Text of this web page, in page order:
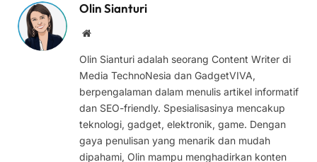
Olin Sianturi
Website
Olin Sianturi adalah seorang Content Writer di
Media TechnoNesia dan GadgetVIVA,
berpengalaman dalam menulis artikel informatif
dan SEO-friendly. Spesialisasinya mencakup
teknologi, gadget, elektronik, game. Dengan
gaya penulisan yang menarik dan mudah
dipahami, Olin mampu menghadirkan konten